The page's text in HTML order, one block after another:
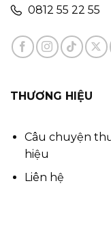
0812 55 22 55
THƯƠNG HIỆU
Câu chuyện
hiệu
Liên hệ